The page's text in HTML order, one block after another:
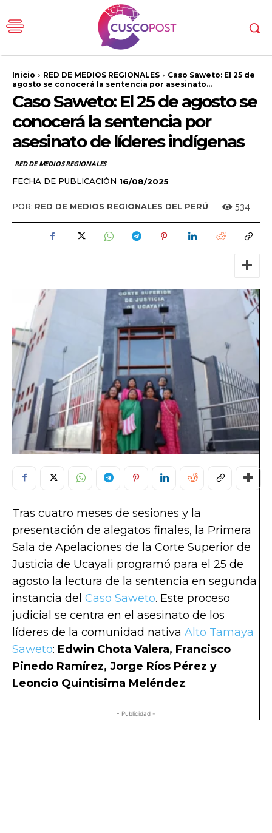
Inicio RED DE MEDIOS REGIONALES
Caso Saweto: El 25 de
agosto se conocerá la sentencia por asesinato...
Caso Saweto: El 25 de agosto se
conocerá la sentencia por
asesinato de líderes indígenas
RED DE MEDIOS REGIONALES
FECHA DE PUBLICACIÓN 16/08/2025
POR: RED DE MEDIOS REGIONALES DEL PERÚ 534
Tras cuatro meses de sesiones y la
presentación de alegatos finales, la Primera
Sala de Apelaciones de la Corte Superior de
Justicia de Ucayali programó para el 25 de
agosto la lectura de la sentencia en segunda
instancia del Caso Saweto. Este proceso
judicial se centra en el asesinato de los
líderes de la comunidad nativa Alto Tamaya
Saweto: Edwin Chota Valera, Francisco
Pinedo Ramírez, Jorge Ríos Pérez y
Leoncio Quintisima Meléndez.
- Publicidad -